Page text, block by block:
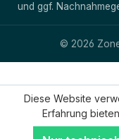
und ggf.
© 2026
Diese Website
Erfahrung